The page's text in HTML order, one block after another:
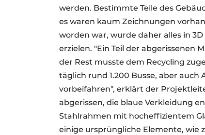
werden. Bestimmte Teile des
es waren kaum Zeichnungen
worden war, wurde daher alles in
erzielen. "Ein Teil der abgerissenen
der Rest musste dem Recycling
täglich rund 1.200 Busse, aber
vorbeifahren", erklärt der
abgerissen, die blaue Verkleidung
Stahlrahmen mit hocheffizientem
einige ursprüngliche Elemente, wie